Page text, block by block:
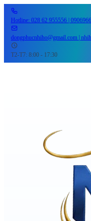
Hotline: 028 62 955556 |
dongphucnhiho@gmail.com |
T2-T7: 8:00 - 17:30